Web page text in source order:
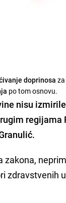
doprinosa
po tom osnovu.
nisu
regijama
.
zdravstvenih